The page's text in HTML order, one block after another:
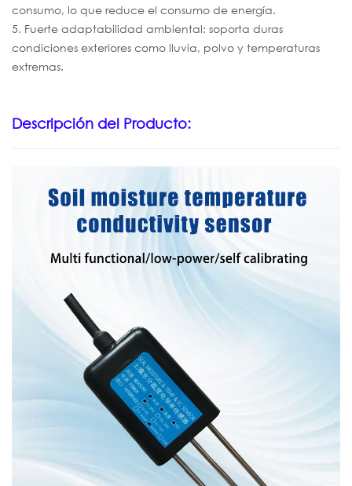
consumo, lo que reduce el consumo de energía.
5. Fuerte adaptabilidad ambiental: soporta duras
condiciones exteriores como lluvia, polvo y temperaturas
extremas.
Descripción del Producto: